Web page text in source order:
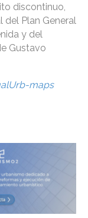
discontinuo,
Plan General
y del
Gustavo
maps